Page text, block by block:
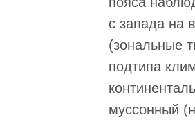
с запада на
(зональные
подтипа
муссонный